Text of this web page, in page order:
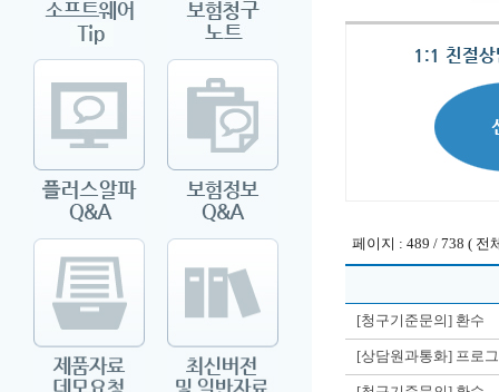
페이지 : 489 / 738 ( 전
[청구기준문의] 환수
[상담원과통화] 프로